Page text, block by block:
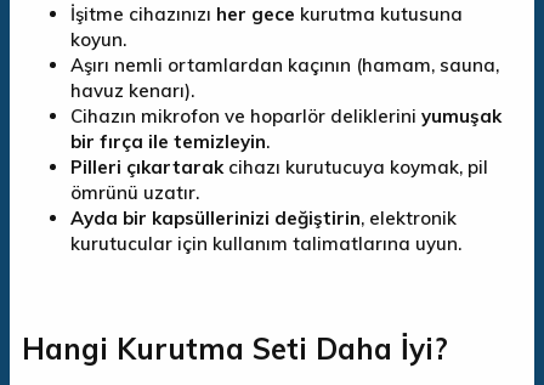
İşitme cihazınızı her gece kurutma kutusuna
koyun.
Aşırı nemli ortamlardan kaçının (hamam, sauna,
havuz kenarı).
Cihazın mikrofon ve hoparlör deliklerini yumuşak
bir fırça ile temizleyin.
Pilleri çıkartarak cihazı kurutucuya koymak, pil
ömrünü uzatır.
Ayda bir kapsüllerinizi değiştirin, elektronik
kurutucular için kullanım talimatlarına uyun.
Hangi Kurutma Seti Daha İyi?